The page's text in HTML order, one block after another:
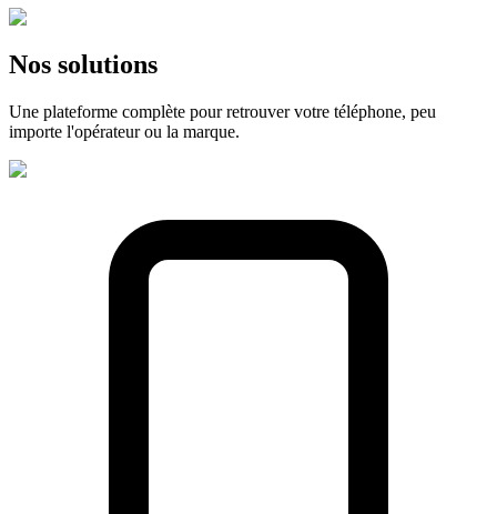
Nos solutions
Une plateforme complète pour retrouver votre téléphone, peu
importe l'opérateur ou la marque.